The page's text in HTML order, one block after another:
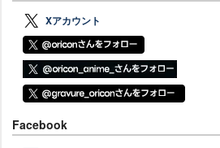
Xアカウント
Facebook